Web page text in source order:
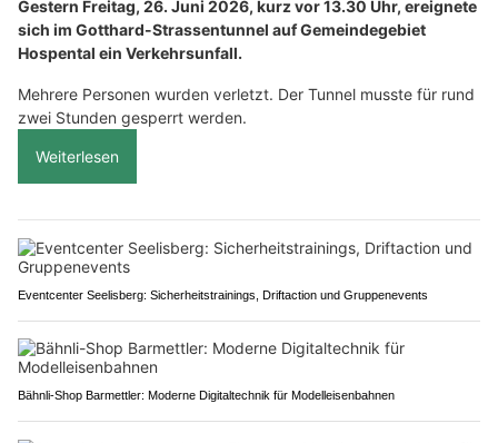
Gestern Freitag, 26. Juni 2026, kurz vor 13.30 Uhr, ereignete
sich im Gotthard-Strassentunnel auf Gemeindegebiet
Hospental ein Verkehrsunfall.
Mehrere Personen wurden verletzt. Der Tunnel musste für rund
zwei Stunden gesperrt werden.
Weiterlesen
Eventcenter Seelisberg: Sicherheitstrainings, Driftaction und Gruppenevents
Bähnli-Shop Barmettler: Moderne Digitaltechnik für Modelleisenbahnen